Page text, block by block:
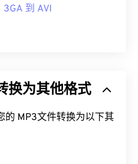
3GA 到 AVI
换为其他格式
的 MP3文件转换为以下其